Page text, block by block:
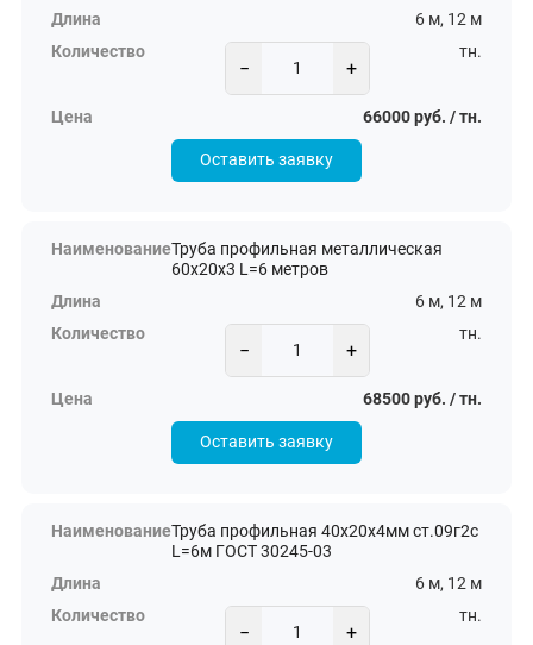
6 м, 12 м
− +
тн.
66000 руб. / тн.
Оставить заявку
Труба профильная металлическая
60х20х3 L=6 метров
6 м, 12 м
− +
тн.
68500 руб. / тн.
Оставить заявку
Труба профильная 40х20х4мм ст.09г2с
L=6м ГОСТ 30245-03
6 м, 12 м
− +
тн.